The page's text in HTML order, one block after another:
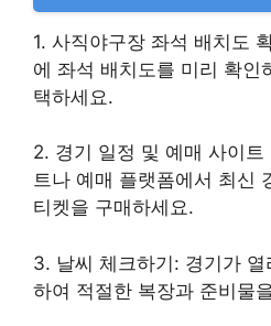
1. 사직야구장 좌석 배치도
에 좌석 배치도를 미리 확인
택하세요.
2. 경기 일정 및 예매 사이트
트나 예매 플랫폼에서 최신
티켓을 구매하세요.
3. 날씨 체크하기: 경기가
하여 적절한 복장과 준비물